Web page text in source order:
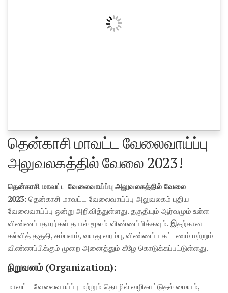
தென்காசி மாவட்ட வேலைவாய்ப்பு
அலுவலகத்தில் வேலை 2023!
தென்காசி மாவட்ட வேலைவாய்ப்பு அலுவலகத்தில் வேலை
2023: தென்காசி மாவட்ட வேலைவாய்ப்பு அலுவலகம் புதிய
வேலைவாய்ப்பு ஒன்று அறிவித்துள்ளது. தகுதியும் ஆர்வமும் உள்ள
விண்ணப்பதாரர்கள் தபால் மூலம் விண்ணப்பிக்கவும். இதற்கான
கல்வித் தகுதி, சம்பளம், வயது வரம்பு, விண்ணப்ப கட்டணம் மற்றும்
விண்ணப்பிக்கும் முறை அனைத்தும் கீழே கொடுக்கப்பட்டுள்ளது.
நிறுவனம் (Organization):
மாவட்ட வேலைவாய்ப்பு மற்றும் தொழில் வழிகாட்டுதல் மையம்,